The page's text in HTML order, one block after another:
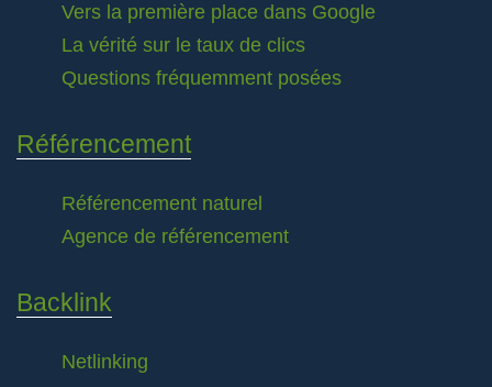
Vers la première place dans Google
La vérité sur le taux de clics
Questions fréquemment posées
Référencement
Référencement naturel
Agence de référencement
Backlink
Netlinking